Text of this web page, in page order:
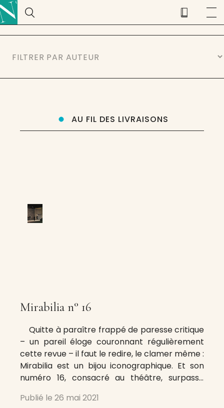
AU FIL DES LIVRAISONS
Mirabilia n° 16
Quitte à paraître frappé de paresse critique
– un pareil éloge couronnant régulièrement
cette revue – il faut le redire, le clamer même :
Mirabilia est un bijou iconographique. Et son
numéro 16, consacré au théâtre, surpasse
précédents : portraits d’acteurs, de troupes,
Publié le 26 mai 2021